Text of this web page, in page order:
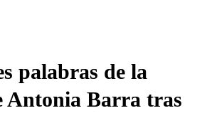
palabras de la
Antonia Barra tras